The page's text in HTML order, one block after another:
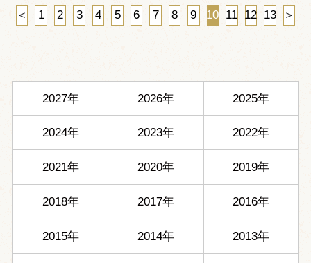
＜ 1 2 3 4 5 6 7 8 9 10 11 12 13 ＞
2027年 2026年 2025年
2024年 2023年 2022年
2021年 2020年 2019年
2018年 2017年 2016年
2015年 2014年 2013年